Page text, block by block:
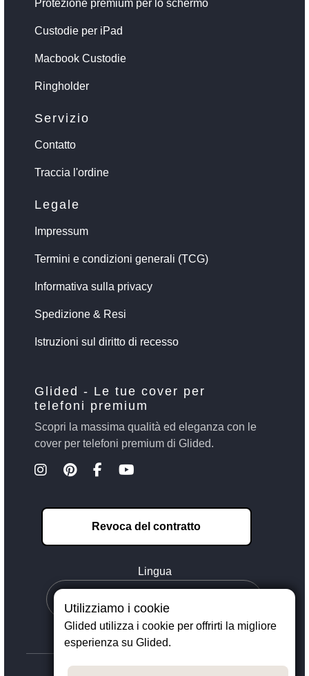
Protezione premium per lo schermo
Custodie per iPad
Macbook Custodie
Ringholder
Servizio
Contatto
Traccia l'ordine
Legale
Impressum
Termini e condizioni generali (TCG)
Informativa sulla privacy
Spedizione & Resi
Istruzioni sul diritto di recesso
Glided - Le tue cover per
telefoni premium
Scopri la massima qualità ed eleganza con le
cover per telefoni premium di Glided.
Revoca del contratto
Lingua
Utilizziamo i cookie
Glided utilizza i cookie per offrirti la migliore
esperienza su Glided.